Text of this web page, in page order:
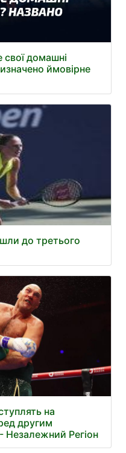
домашні
ймовірне
до третього
на
другим
Незалежний Регіон